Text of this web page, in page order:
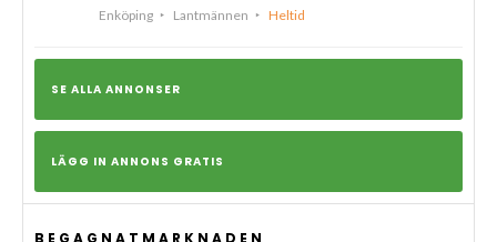
Enköping Lantmännen Heltid
SE ALLA ANNONSER
LÄGG IN ANNONS GRATIS
BEGAGNATMARKNADEN